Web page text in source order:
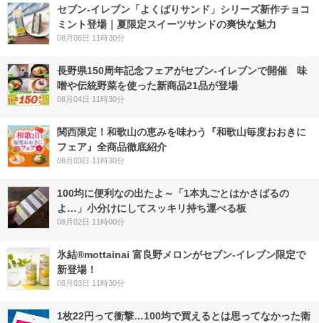
セブン‐イレブン「よくばりサンド」シリーズ新作チョコ
ミント登場｜夏限定スイーツサンドの爽快な魅力
08月06日 11時30分
長野県150周年記念フェアがセブン-イレブンで開催 味
噌や伝統野菜を使った新商品21品が登場
08月04日 11時30分
関西限定！和歌山の恵みを味わう『和歌山毎度おおきに
フェア』全商品徹底紹介
08月03日 11時30分
100均に便利なの出たよ～「1本丸ごとはかさばるの
よ…」小分けにしてスッキリ持ち運べる板
08月02日 11時00分
氷結®mottainai 富良野メロンがセブン‐イレブン限定で
新登場！
08月03日 11時30分
1枚22円って衝撃…100均で買えるとは思ってなかった衛